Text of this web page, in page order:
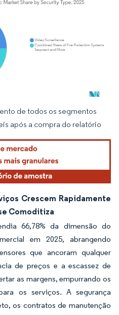
requer atribuição conforme CC BY 4.0.
de todos os segmentos
após a compra do relatório
Crescem Rapidamente
Comoditiza
66,78% da dimensão do
em 2025, abrangendo
que ancoram qualquer
de preços e a escassez de
as margens, empurrando os
os serviços. A segurança
os contratos de manutenção